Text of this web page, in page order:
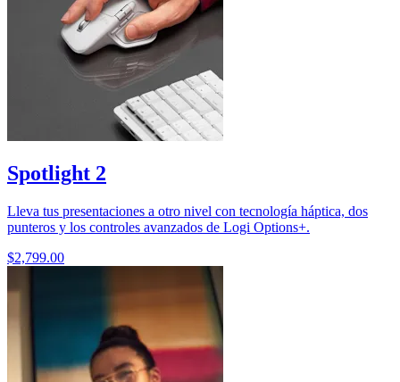
Spotlight 2
Lleva tus presentaciones a otro nivel con tecnología háptica, dos
punteros y los controles avanzados de Logi Options+.
$2,799.00